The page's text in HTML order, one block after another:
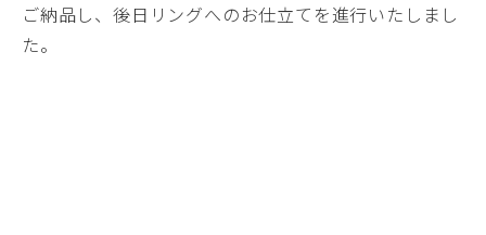
ご納品し、後日リングへのお仕立てを進行いたしまし
た。